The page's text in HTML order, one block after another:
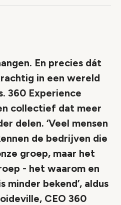
En precies dát
in een wereld
360 Experience
collectief dat meer
delen. ‘Veel mensen
de bedrijven die
groep, maar het
- het waarom en
bekend’, aldus
CEO 360